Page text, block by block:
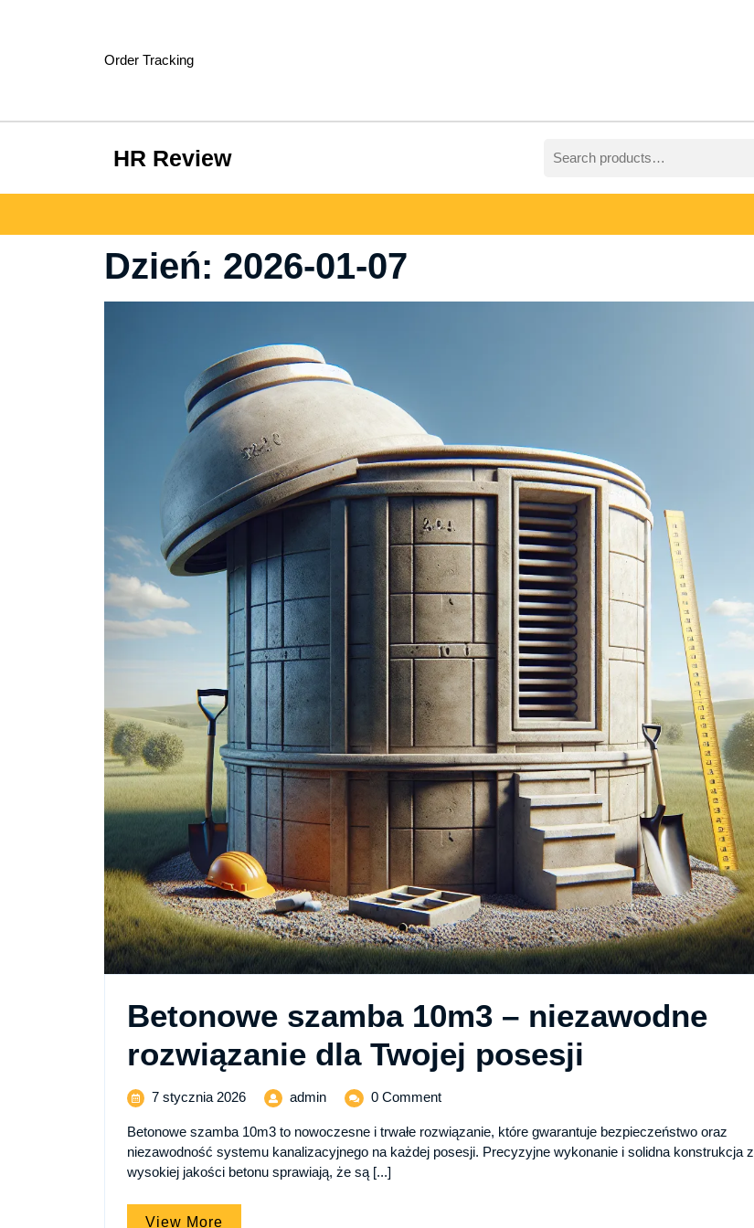
Order Tracking
HR Review
for:
Dzień: 2026-01-07
Betonowe szamba 10m3 – niezawodne
rozwiązanie dla Twojej posesji
10m3
–
7 stycznia 20267
2026
adminBetonowe
10m3
–
niezawodne
0 Comment
Betonowe szamba 10m3 to nowoczesne i trwałe rozwiązanie, które gwarantuje bezpieczeństwo oraz
niezawodność systemu kanalizacyjnego na każdej posesji. Precyzyjne wykonanie i solidna konstrukcja z
wysokiej jakości betonu sprawiają, że są [...]
View More